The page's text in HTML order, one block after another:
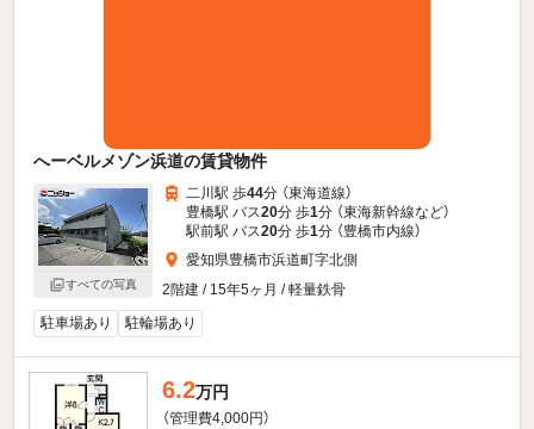
へーベルメゾン浜道の賃貸物件
すべての写真
二川駅 歩44分 （東海道線）
豊橋駅 バス20分 歩1分 （東海新幹線など）
駅前駅 バス20分 歩1分 （豊橋市内線）
愛知県豊橋市浜道町字北側
2階建 / 15年5ヶ月 / 軽量鉄骨
駐車場あり
駐輪場あり
6.2万円
（管理費4,000円）